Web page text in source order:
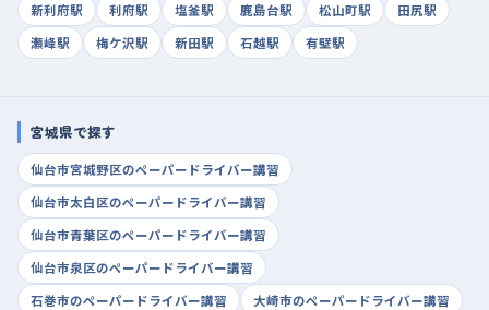
新利府駅
利府駅 塩釜駅 鹿島台駅 松山町駅
田尻駅
瀬峰駅
梅ケ沢駅 新田駅 石越駅 有壁駅
宮城県で探す
仙台市宮城野区のペーパードライバー講習
仙台市太白区のペーパードライバー講習
仙台市青葉区のペーパードライバー講習
仙台市泉区のペーパードライバー講習
石巻市のペーパードライバー講習
大崎市のペーパードライバー講習